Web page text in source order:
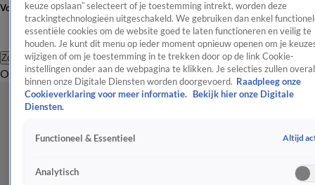
Volg Shownieuws
Zoeken
OverzichtEntertainmentSpraakmakendRealityCrimeVideo's
keuze opslaan” selecteert of je toestemming intrekt, worden deze
trackingtechnologieën uitgeschakeld. We gebruiken dan enkel
essentiële cookies om de website goed te laten functioneren en veilig te
houden. Je kunt dit menu op ieder moment opnieuw openen om je
wijzigen of om je toestemming in te trekken door op de link Cookie-
instellingen onder aan de webpagina te klikken. Je selecties zullen overal
binnen onze Digitale Diensten worden doorgevoerd. Raadpleeg onze
Cookieverklaring voor meer informatie.
Bekijk hier onze Digitale
Diensten.
Functioneel & Essentieel Altijd
Analytisch